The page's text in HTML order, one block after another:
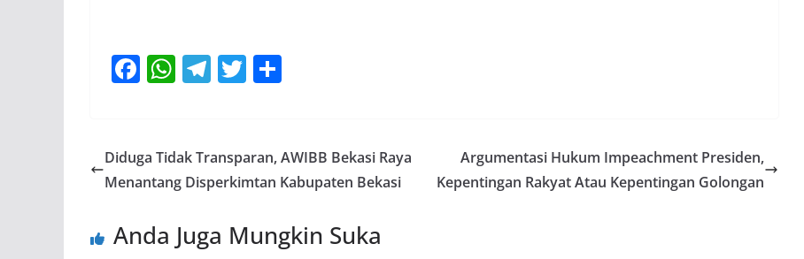
F
b
o
k
W
s
A
p
T
gr
a
T
er e
Diduga Tidak Transparan, AWIBB Bekasi Raya
Menantang Disperkimtan Kabupaten Bekasi
Argumentasi Hukum Impeachment Presiden,
Kepentingan Rakyat Atau Kepentingan Golongan
Anda Juga Mungkin Suka